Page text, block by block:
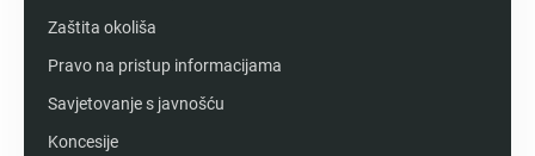
Zaštita okoliša
Pravo na pristup informacijama
Savjetovanje s javnošću
Koncesije